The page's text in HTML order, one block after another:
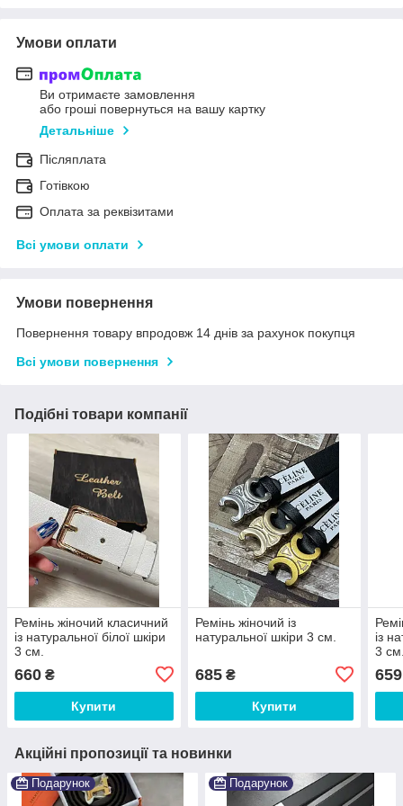
Умови оплати
Ви отримаєте замовлення
або гроші повернуться на вашу картку
Детальніше
Післяплата
Готівкою
Оплата за реквізитами
Всі умови оплати
Умови повернення
Повернення товару впродовж 14 днів за рахунок покупця
Всі умови повернення
Подібні товари компанії
Ремінь жіночий класичний
із натуральної білої шкіри
3 см.
660 ₴
Купити
Ремінь жіночий із
натуральної шкіри 3 см.
685₴
Купити
із
3
659
Акційні пропозиції та новинки
Подарунок Подарунок